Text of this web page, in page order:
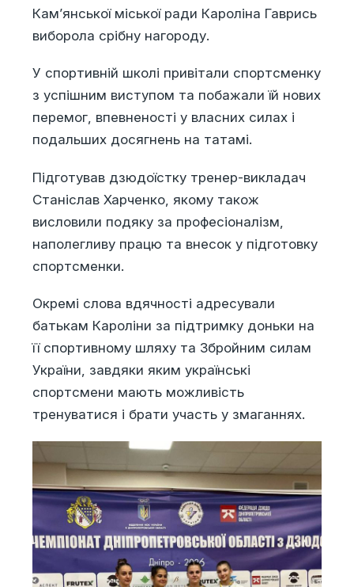
Кам’янської міської ради Кароліна Гаврись
виборола срібну нагороду.
У спортивній школі привітали спортсменку
з успішним виступом та побажали їй нових
перемог, впевненості у власних силах і
подальших досягнень на татамі.
Підготував дзюдоїстку тренер-викладач
Станіслав Харченко, якому також
висловили подяку за професіоналізм,
наполегливу працю та внесок у підготовку
спортсменки.
Окремі слова вдячності адресували
батькам Кароліни за підтримку доньки на
її спортивному шляху та Збройним силам
України, завдяки яким українські
спортсмени мають можливість
тренуватися і брати участь у змаганнях.